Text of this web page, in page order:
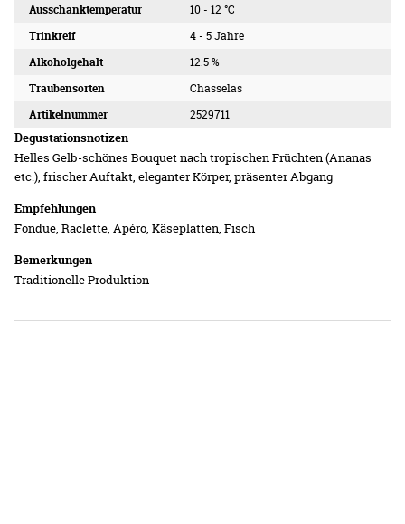
Ausschanktemperatur
10 - 12 °C
Trinkreif
4 - 5 Jahre
Alkoholgehalt
12.5 %
Traubensorten
Chasselas
Artikelnummer
2529711
Degustationsnotizen
Helles Gelb-schönes Bouquet nach tropischen Früchten (Ananas
etc.), frischer Auftakt, eleganter Körper, präsenter Abgang
Empfehlungen
Fondue, Raclette, Apéro, Käseplatten, Fisch
Bemerkungen
Traditionelle Produktion